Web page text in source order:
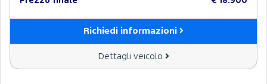
Richiedi informazioni
Dettagli veicolo